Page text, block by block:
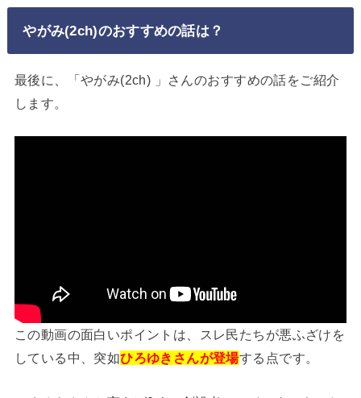
やがみ(2ch)のおすすめの話は？
最後に、「やがみ(2ch) 」さんのおすすめの話をご紹介
します。
この動画の面白いポイントは、スレ民たちが悪ふざけを
している中、突如ひろゆきさんが登場する点です。